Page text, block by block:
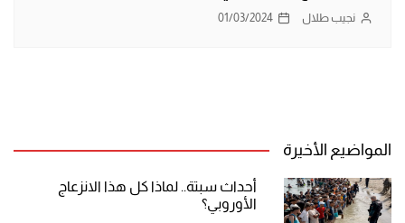
نجيب طلال 01/03/2024
المواضيع الأخيرة
أحداث سبتة.. لماذا كل هذا الانزعاج
الأوروبي؟